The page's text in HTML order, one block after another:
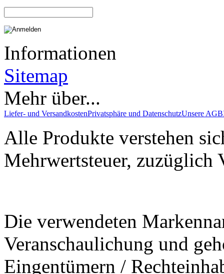
Informationen
Sitemap
Mehr über...
Liefer- und VersandkostenPrivatsphäre und DatenschutzUnsere AGB
Alle Produkte verstehen
Mehrwertsteuer, zuzüglich
Die verwendeten
Veranschaulichung und
Eingentümern /